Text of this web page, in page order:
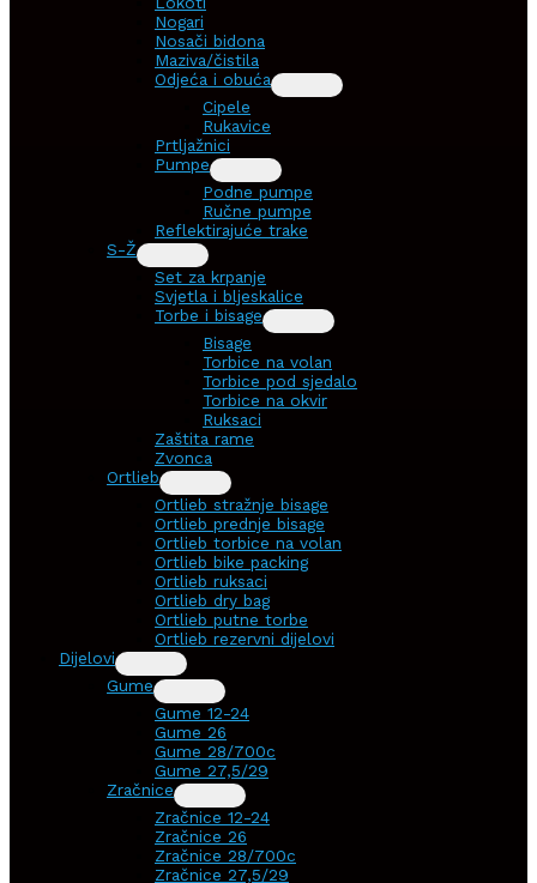
Nogari
Nosači bidona
Maziva/čistila
Odjeća i obuća
Cipele
Rukavice
Prtljažnici
Pumpe
Podne pumpe
Ručne pumpe
Reflektirajuće trake
S-Ž
Set za krpanje
Svjetla i bljeskalice
Torbe i bisage
Bisage
Torbice na volan
Torbice pod sjedalo
Torbice na okvir
Ruksaci
Zaštita rame
Zvonca
Ortlieb
Ortlieb stražnje bisage
Ortlieb prednje bisage
Ortlieb torbice na volan
Ortlieb bike packing
Ortlieb ruksaci
Ortlieb dry bag
Ortlieb putne torbe
Ortlieb rezervni dijelovi
Dijelovi
Gume
Gume 12-24
Gume 26
Gume 28/700c
Gume 27,5/29
Zračnice
Zračnice 12-24
Zračnice 26
Zračnice 28/700c
Zračnice 27,5/29